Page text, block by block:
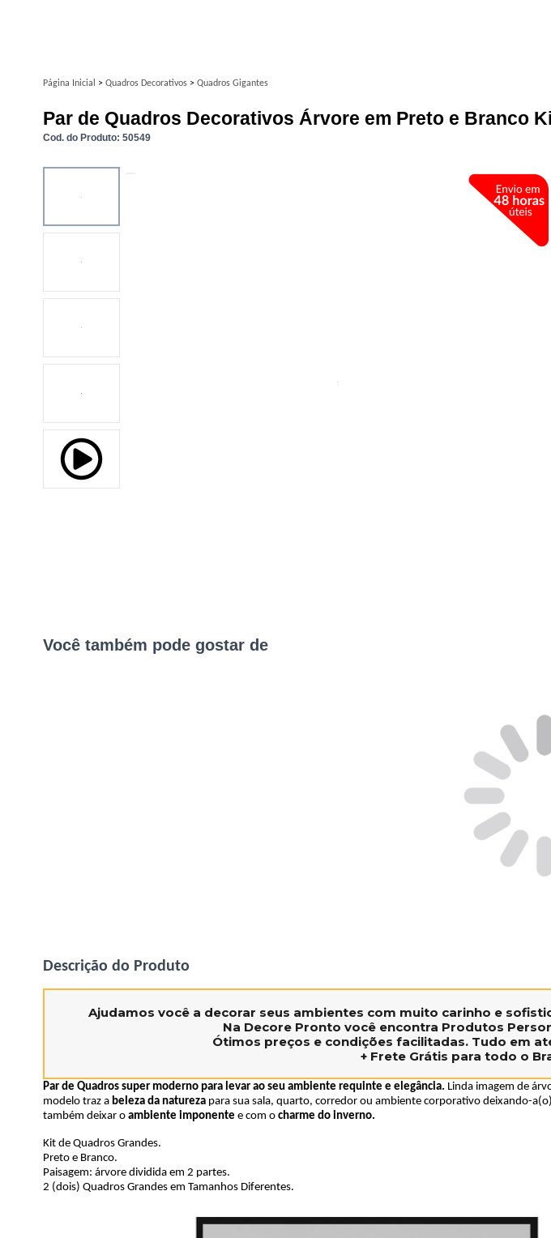
Página Inicial > Quadros Decorativos > Quadros Gigantes
Par de Quadros Decorativos Árvore em Preto e Branco
Cod. do Produto: 50549
Você também pode gostar de
Descrição do Produto
Ajudamos você a decorar seus ambientes com muito carinho e
Na Decore Pronto você encontra Produtos
Ótimos preços e condições facilitadas. Tudo em
+ Frete Grátis para todo o
Par de Quadros super moderno para levar ao seu ambiente requinte e elegância. Linda imagem de
modelo traz a beleza da natureza para sua sala, quarto, corredor ou ambiente corporativo deixando-
também deixar o ambiente imponente e com o charme do inverno.
Kit de Quadros Grandes.
Preto e Branco.
Paisagem: árvore dividida em 2 partes.
2 (dois) Quadros Grandes em Tamanhos Diferentes.